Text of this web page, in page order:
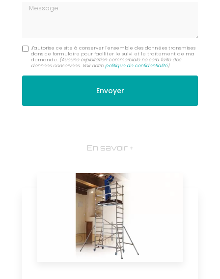
Message
J'autorise ce site à conserver l'ensemble des données transmises
dans ce formulaire pour faciliter le suivi et le traitement de ma
demande. (Aucune exploitation commerciale ne sera faite des
données conservées. Voir notrepolitique de confidentialité)
En savoir +